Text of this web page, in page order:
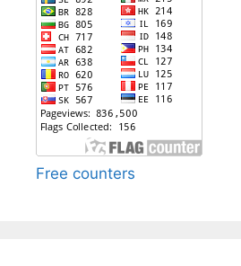
Free counters